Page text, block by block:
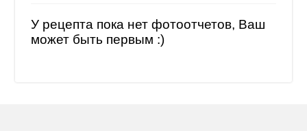
У рецепта пока нет фотоотчетов, Ваш
может быть первым :)